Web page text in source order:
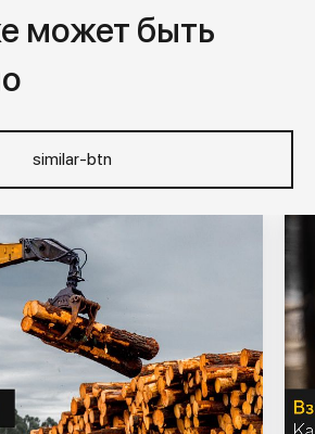
может быть
similar-btn